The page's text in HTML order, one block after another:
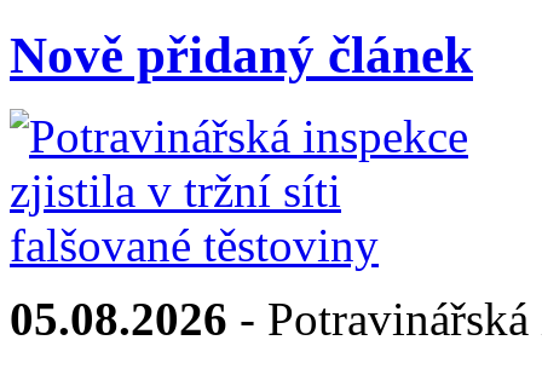
Nově přidaný článek
05.08.2026 -